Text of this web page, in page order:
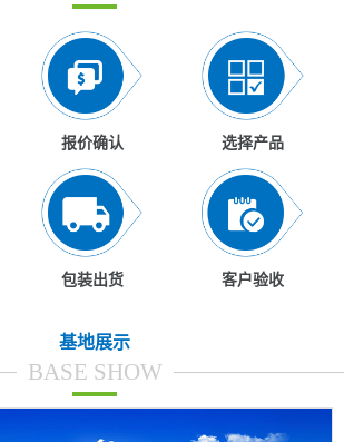
报价确认 选择产品
包装出货 客户验收
基地展示
BASE SHOW